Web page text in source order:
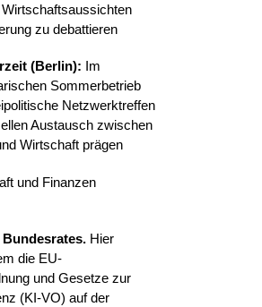
zu debattieren
(Berlin): Im
Sommerbetrieb
Netzwerktreffen
Austausch zwischen
Wirtschaft prägen
und Finanzen
Hier
die EU-
und Gesetze zur
(KI-VO) auf der